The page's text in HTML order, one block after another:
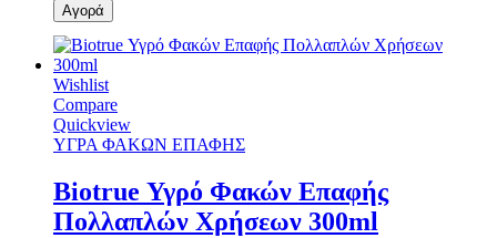
Αγορά
Wishlist
Compare
Quickview
ΥΓΡΑ ΦΑΚΩΝ ΕΠΑΦΗΣ
Biotrue Υγρό Φακών Επαφής
Πολλαπλών Χρήσεων 300ml